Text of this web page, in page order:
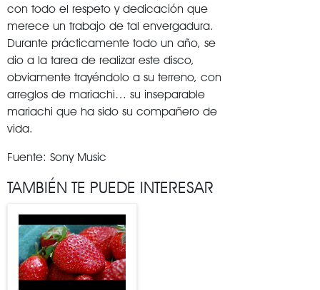
con todo el respeto y dedicación que
merece un trabajo de tal envergadura.
Durante prácticamente todo un año, se
dio a la tarea de realizar este disco,
obviamente trayéndolo a su terreno, con
arreglos de mariachi… su inseparable
mariachi que ha sido su compañero de
vida.
Fuente: Sony Music
TAMBIÉN TE PUEDE INTERESAR